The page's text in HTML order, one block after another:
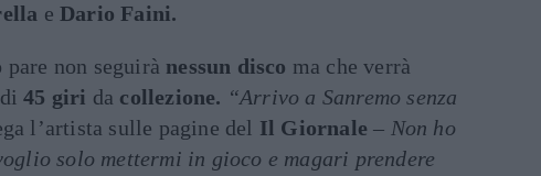
eDario Faini.
non seguirà nessun disco ma che verrà
di45 giri da collezione. “Arrivo a Sanremo senza
l’artista sulle pagine del Il Giornale – Non ho
solo mettermi in gioco e magari prendere